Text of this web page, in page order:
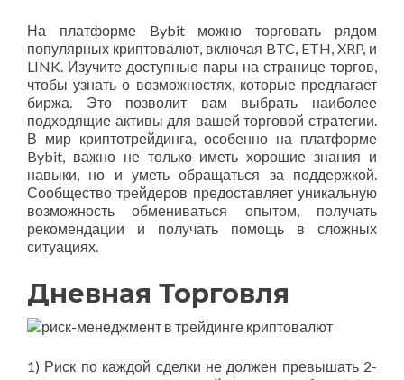
На платформе Bybit можно торговать рядом
популярных криптовалют, включая BTC, ETH, XRP, и
LINK. Изучите доступные пары на странице торгов,
чтобы узнать о возможностях, которые предлагает
биржа. Это позволит вам выбрать наиболее
подходящие активы для вашей торговой стратегии.
В мир криптотрейдинга, особенно на платформе
Bybit, важно не только иметь хорошие знания и
навыки, но и уметь обращаться за поддержкой.
Сообщество трейдеров предоставляет уникальную
возможность обмениваться опытом, получать
рекомендации и получать помощь в сложных
ситуациях.
Дневная Торговля
1) Риск по каждой сделки не должен превышать 2-